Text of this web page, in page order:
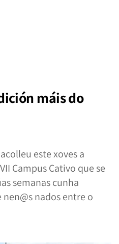
máis do
este xoves a
Campus Cativo que se
semanas cunha
nados entre o